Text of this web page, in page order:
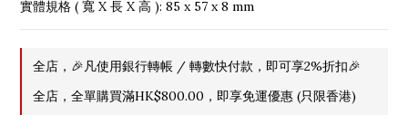
實體規格 ( 寬 X 長 X 高 ): 85 x 57 x 8 mm
全店，🎉凡使用銀行轉帳 / 轉數快付款，即可享2%折扣🎉
全店，全單購買滿HK$800.00，即享免運優惠 (只限香港)